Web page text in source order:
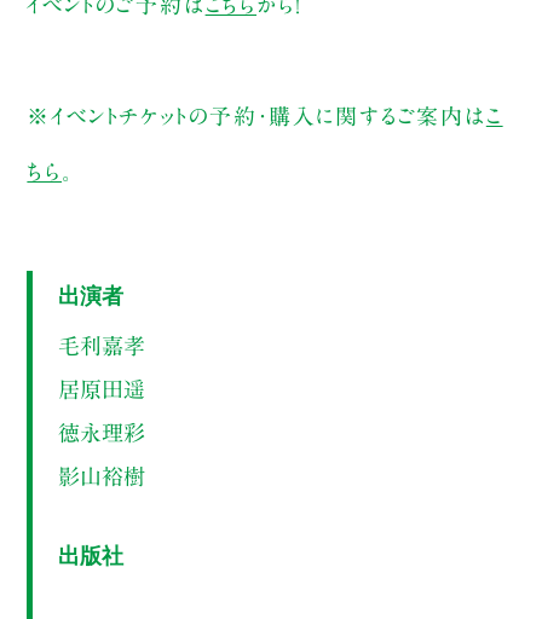
イベントのご予約は こちら から！
※イベントチケットの予約・購入に関するご案内は こ
ちら 。
出演者
毛利嘉孝
居原田遥
徳永理彩
影山裕樹
出版社